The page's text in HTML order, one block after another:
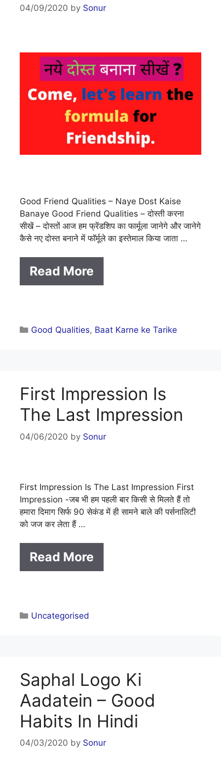
04/09/2020 by Sonur
Good Friend Qualities – Naye Dost Kaise
Banaye Good Friend Qualities – दोस्ती करना
सीखें – दोस्तों आज हम फ्रेंडशिप का फार्मूला जानेगे और जानेगे
कैसे नए दोस्त बनाने में फॉर्मूले का इस्तेमाल किया जाता …
Read More
Categories
Good Qualities, Baat Karne ke Tarike
First Impression Is
The Last Impression
04/06/2020 by Sonur
First Impression Is The Last Impression First
Impression -जब भी हम पहली बार किसी से मिलते हैं तो
हमारा दिमाग सिर्फ 90 सेकंड में ही सामने बाले की पर्सनालिटी
को जज कर लेता हैं …
Read More
Categories
Uncategorised
Saphal Logo Ki
Aadatein – Good
Habits In Hindi
04/03/2020 by Sonur